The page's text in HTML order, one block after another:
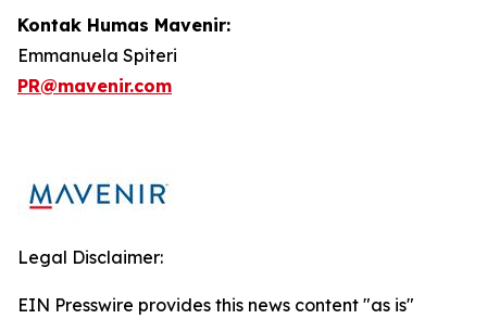
Kontak Humas Mavenir:
Emmanuela Spiteri
PR@mavenir.com
Legal Disclaimer:
EIN Presswire provides this news content "as is"